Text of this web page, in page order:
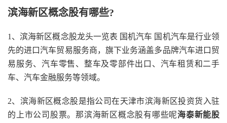
滨海新区概念股有哪些?
1、滨海新区概念股龙头一览表 国机汽车 国机汽车是行业领
先的进口汽车贸易服务商，旗下业务涵盖多品牌汽车进口贸
易服务、汽车零售、整车及零部件出口、汽车租赁和二手
车、汽车金融服务等领域。
2、滨海新区概念股是指公司在天津市滨海新区投资货入驻
的上市公司股票。那滨海新区概念股有哪些呢海泰新能股